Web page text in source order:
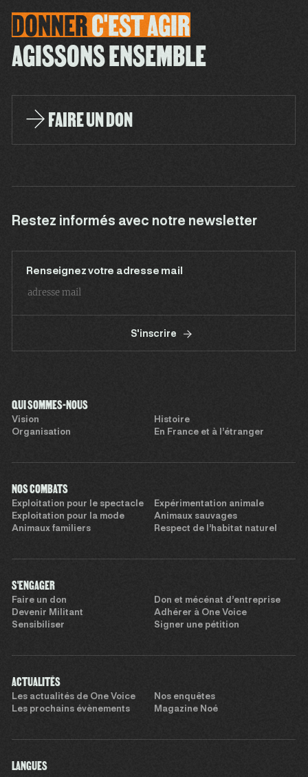
DONNERC'ESTAGIR
AGISSONS ENSEMBLE
FAIRE UN DON
Restez informés avec notre newsletter
Renseignez votre adresse mail
S'inscrire
QUI SOMMES-NOUS
Vision
Histoire
Organisation
En France et à l’étranger
NOS COMBATS
Exploitation pour le spectacle
Expérimentation animale
Exploitation pour la mode
Animaux sauvages
Animaux familiers
Respect de l’habitat naturel
S'ENGAGER
Faire un don
Don et mécénat d’entreprise
Devenir Militant
Adhérer à One Voice
Sensibiliser
Signer une pétition
ACTUALITÉS
Les actualités de One Voice
Nos enquêtes
Les prochains évènements
Magazine Noé
LANGUES